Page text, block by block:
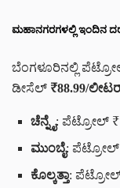
ಮಹಾನಗರಗಳಲ್ಲಿ ಇಂದಿನ
ಬೆಂಗಳೂರಿನಲ್ಲಿ
ಡೀಸೆಲ್ ₹88.99/
ಚೆನ್ನೈ: ಪೆಟ್ರೋಲ್
ಮುಂಬೈ: ಪೆಟ್ರೋಲ್
ಕೊಲ್ಕತ್ತಾ: ಪೆಟ್ರೋಲ್